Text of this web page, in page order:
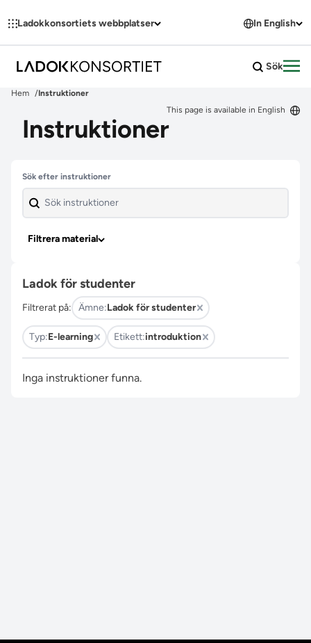
Ladokkonsortiets webbplatser In English
Sök
Hem
Instruktioner
This page is available in English
Instruktioner
Hoppa över filter
Sök efter instruktioner
Filtrera material
Ladok för studenter
Filtrerat på: Ämne:Ladok för studenter
Typ:E-learning Etikett:introduktion
Inga instruktioner funna.